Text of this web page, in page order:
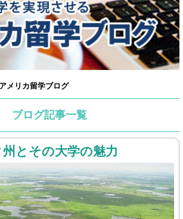
アメリカ留学ブログ
ブログ記事一覧
とその大学の魅力